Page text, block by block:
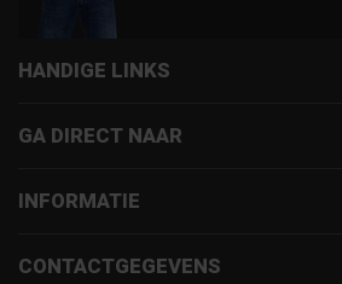
HANDIGE LINKS
GA DIRECT NAAR
INFORMATIE
CONTACTGEGEVENS